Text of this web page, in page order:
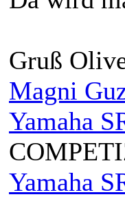
Gruß
Magni
Yamaha
Yamaha